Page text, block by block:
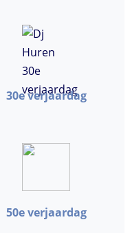
30e verjaardag
50e verjaardag